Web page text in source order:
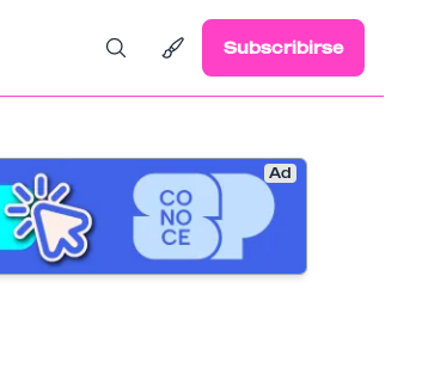
Subscribirse
Ad